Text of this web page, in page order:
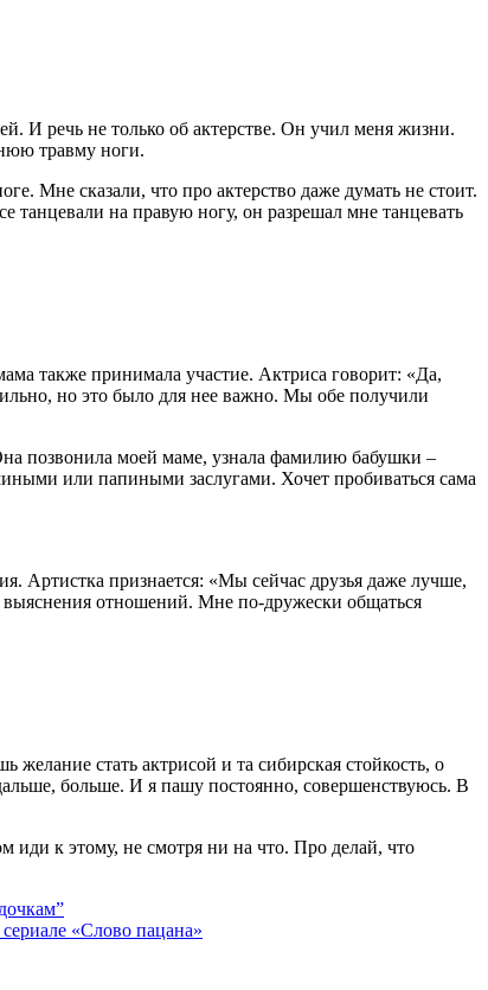
И речь не только об актерстве. Он учил меня жизни.
травму ноги.
Мне сказали, что про актерство даже думать не стоит.
танцевали на правую ногу, он разрешал мне танцевать
также принимала участие. Актриса говорит: «Да,
но это было для нее важно. Мы обе получили
позвонила моей маме, узнала фамилию бабушки –
или папиными заслугами. Хочет пробиваться сама
Артистка признается: «Мы сейчас друзья даже лучше,
отношений. Мне по-дружески общаться
стать актрисой и та сибирская стойкость, о
больше. И я пашу постоянно, совершенствуюсь. В
иди к этому, не смотря ни на что. Про делай, что
«Слово пацана»